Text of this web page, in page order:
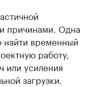
причинами. Одна
найти временный
работу,
или усиления
загрузки.